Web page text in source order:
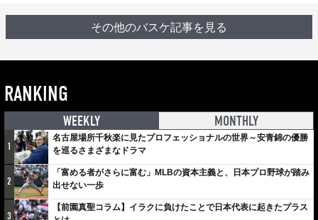
その他のバスケ記事を見る
RANKING
WEEKLY MONTHLY
1
名古屋場所千秋楽に見たプロフェッショナルの世界～安青錦の優勝
を巡るさまざまなドラマ
2
「富める者がさらに富む」MLBの資本主義と、日本プロ野球が踏み
出せない一歩
3
【前園真聖コラム】イラクに負けたことで日本代表に起きたプラス